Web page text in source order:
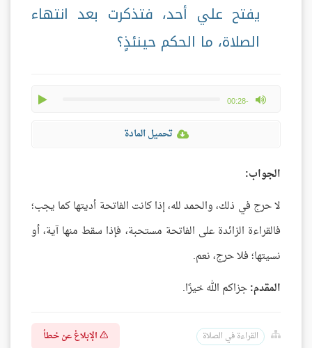
يفتح علي أحد، فتذكرت بعد انتهاء
الصلاة، ما الحكم حينئذٍ؟
-00:28
max volume
تحميل المادة
الجواب:
لا حرج في ذلك، والحمد لله، إذا كانت الفاتحة أديتها كما يجب؛
فالقراءة الزائدة على الفاتحة مستحبة، فإذا سقط منها آية، أو
نسيتها؛ فلا حرج، نعم.
المقدم:جزاكم الله خيرًا.
القراءة في الصلاة الإبلاغ عن خطأ